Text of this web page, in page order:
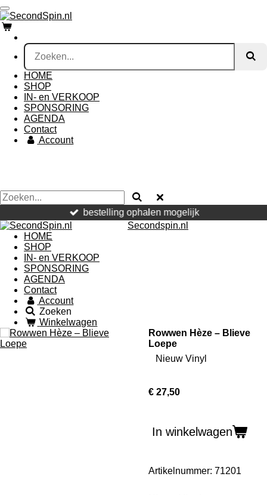
Ga
direct
naar
de
hoofdinhoud
HOME
SHOP
IN- en VERKOOP
SPONSORING
AGENDA
Contact
Account
bestelling ophalen mogelijk
Secondspin.nl
HOME
SHOP
IN- en VERKOOP
SPONSORING
AGENDA
Contact
Account
Zoeken
Winkelwagen
Rowwen Hèze – Blieve
Loepe
Nieuw Vinyl
€ 27,50
In winkelwagen
Artikelnummer: 71201